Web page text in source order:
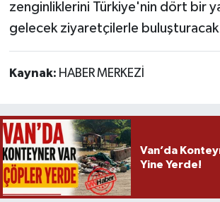
zenginliklerini Türkiye'nin dört bir
gelecek ziyaretçilerle
Kaynak: HABER MERKEZİ
Van’da
Yine Yerde!